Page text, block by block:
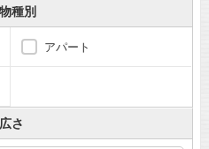
種別
アパート
広さ